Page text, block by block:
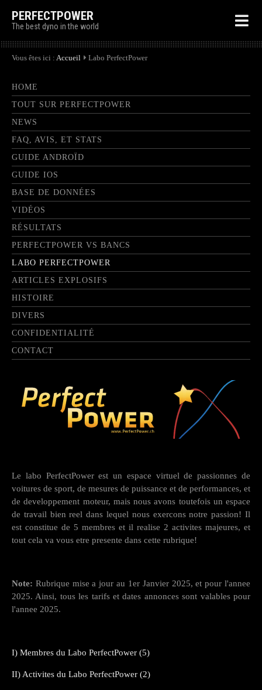
PERFECTPOWER
The best dyno in the world
Vous êtes ici : Accueil Labo PerfectPower
HOME
TOUT SUR PERFECTPOWER
NEWS
FAQ, AVIS, ET STATS
GUIDE ANDROÏD
GUIDE IOS
BASE DE DONNÉES
VIDÉOS
RÉSULTATS
PERFECTPOWER VS BANCS
LABO PERFECTPOWER
ARTICLES EXPLOSIFS
HISTOIRE
DIVERS
CONFIDENTIALITÉ
CONTACT
Le labo PerfectPower est un espace virtuel de passionnes de
voitures de sport, de mesures de puissance et de performances, et
de developpement moteur, mais nous avons toutefois un espace
de travail bien reel dans lequel nous exercons notre passion! Il
est constitue de 5 membres et il realise 2 activites majeures, et
tout cela va vous etre presente dans cette rubrique!
Note: Rubrique mise a jour au 1er Janvier 2025, et pour l'annee
2025. Ainsi, tous les tarifs et dates annonces sont valables pour
l'annee 2025.
I) Membres du Labo PerfectPower (5)
II) Activites du Labo PerfectPower (2)